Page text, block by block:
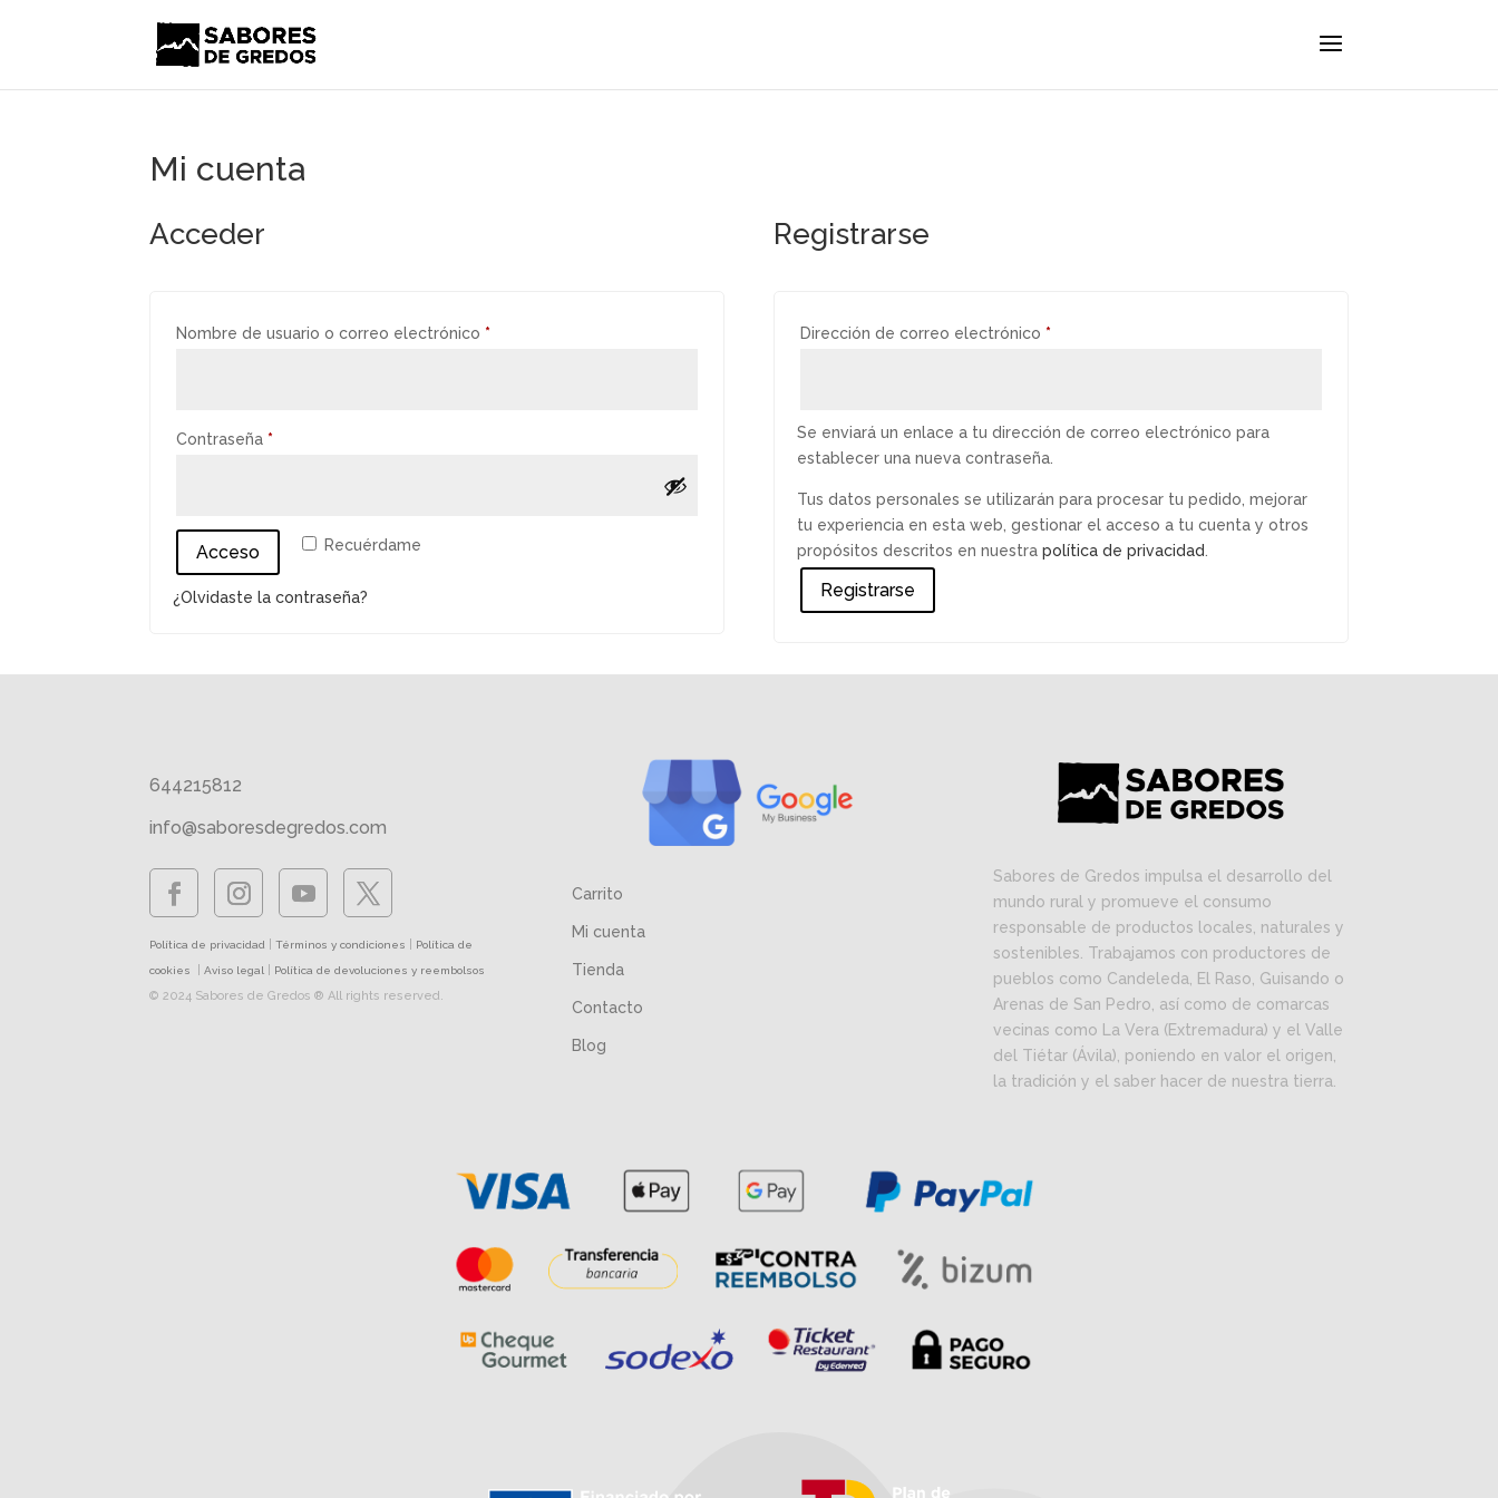
Mi cuenta
Acceder
Nombre de usuario o correo electrónico *
Contraseña *
Recuérdame
Acceso
¿Olvidaste la contraseña?
Registrarse
Dirección de correo electrónico *Obligatorio
Se enviará un enlace a tu dirección de correo electrónico para
establecer una nueva contraseña.
Tus datos personales se utilizarán para procesar tu pedido, mejorar
tu experiencia en esta web, gestionar el acceso a tu cuenta y otros
propósitos descritos en nuestra política de privacidad
Registrarse
644215812
info@saboresdegredos.com
Política de privacidad |Términos y condiciones Política de
cookies |Aviso legal Política de devoluciones y reembolsos
© 2024 Sabores de Gredos ® All rights reserved.
Carrito
Mi cuenta
Tienda
Contacto
Blog
Sabores de Gredos impulsa el desarrollo del
mundo rural y promueve el consumo
responsable de productos locales, naturales y
sostenibles. Trabajamos con productores de
pueblos como Candeleda, El Raso, Guisando o
Arenas de San Pedro, así como de comarcas
vecinas como La Vera (Extremadura) y el Valle
del Tiétar (Ávila), poniendo en valor el origen,
la tradición y el saber hacer de nuestra tierra.